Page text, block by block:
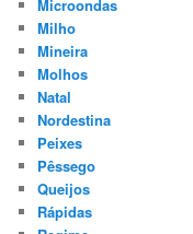
Microondas
Milho
Mineira
Molhos
Natal
Nordestina
Peixes
Pêssego
Queijos
Rápidas